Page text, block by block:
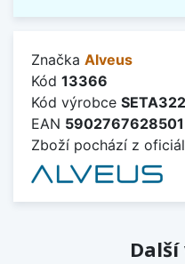
Značka Alveus
Kód 13366
Kód výrobce SETA322
EAN 5902767628501
Zboží pochází z